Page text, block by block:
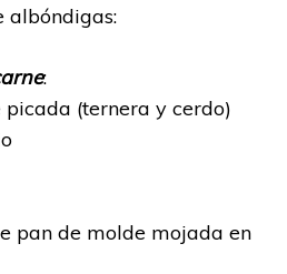
albóndigas:
:
picada (ternera y cerdo)
pan de molde mojada en